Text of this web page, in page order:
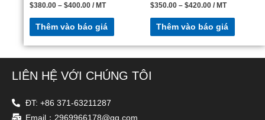
$380.00 – $400.00 / MT
Thêm vào báo giá
$350.00 – $420.00 / MT
Thêm vào báo giá
LIÊN HỆ VỚI CHÚNG TÔI
ĐT: +86 371-63211287
Email：2969966178@qq.com